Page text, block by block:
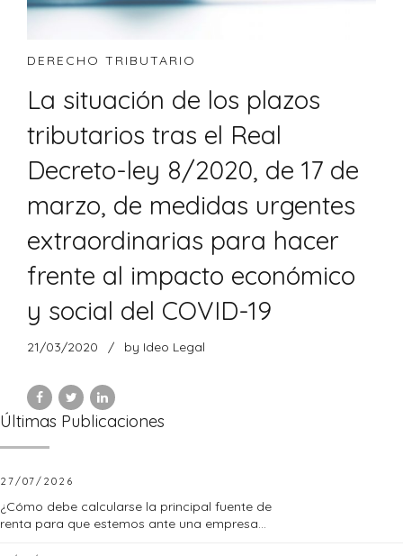
DERECHO TRIBUTARIO
La situación de los plazos
tributarios tras el Real
Decreto-ley 8/2020, de 17 de
marzo, de medidas urgentes
extraordinarias para hacer
frente al impacto económico
y social del COVID-19
21/03/2020 by Ideo Legal
Últimas Publicaciones
27/07/2026
¿Cómo debe calcularse la principal fuente de
renta para que estemos ante una empresa